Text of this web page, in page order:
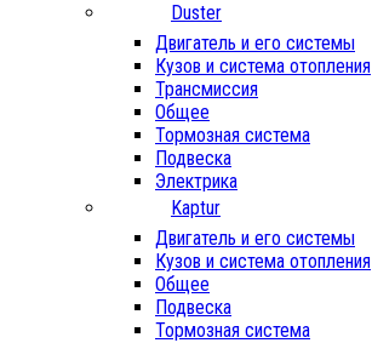
Duster
Двигатель и его системы
Кузов и система отопления
Трансмиссия
Общее
Тормозная система
Подвеска
Электрика
Kaptur
Двигатель и его системы
Кузов и система отопления
Общее
Подвеска
Тормозная система